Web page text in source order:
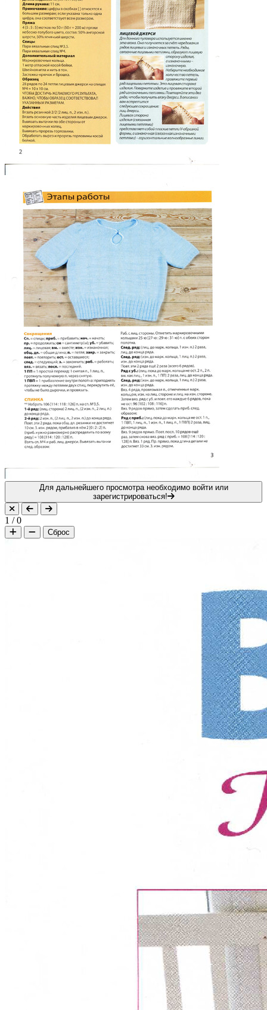
Для дальнейшего просмотра необходимо войти или
зарегистрироваться!
1 /0
Сброс